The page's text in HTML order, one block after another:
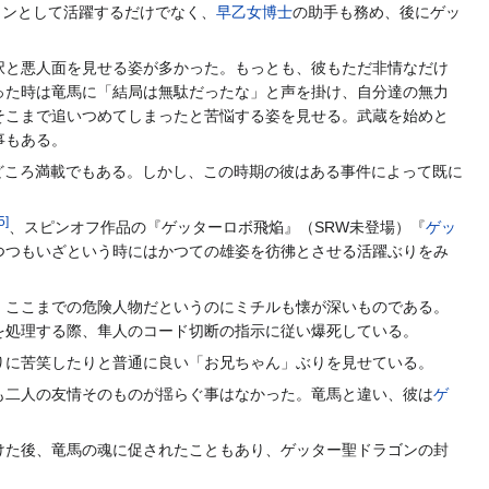
として活躍するだけでなく、 早乙女博士の助手も務め、後にゲッ
悪人面を見せる姿が多かった。もっとも、彼もただ非情なだけ
時は竜馬に「結局は無駄だったな」と声を掛け、自分達の無力
まで追いつめてしまったと苦悩する姿を見せる。武蔵を始めと
ある。
ろ満載でもある。しかし、この時期の彼はある事件によって既に
] 、スピンオフ作品の『ゲッターロボ飛焔』（SRW未登場）『ゲッ
もいざという時にはかつての雄姿を彷彿とさせる活躍ぶりをみ
こまでの危険人物だというのにミチルも懐が深いものである。
理する際、隼人のコード切断の指示に従い爆死している。
苦笑したりと普通に良い「お兄ちゃん」ぶりを見せている。
人の友情そのものが揺らぐ事はなかった。竜馬と違い、彼はゲ
後、竜馬の魂に促されたこともあり、ゲッター聖ドラゴンの封